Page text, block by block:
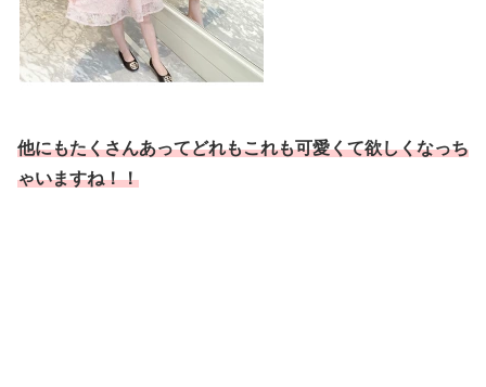
他にもたくさんあってどれもこれも可愛くて欲しくなっち
ゃいますね！！